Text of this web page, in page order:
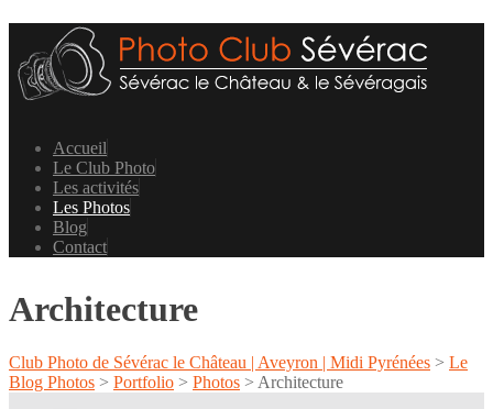
Accueil
Le Club Photo
Les activités
Les Photos
Blog
Contact
Architecture
Club Photo de Sévérac le Château | Aveyron | Midi Pyrénées > Le
Blog Photos > Portfolio > Photos > Architecture